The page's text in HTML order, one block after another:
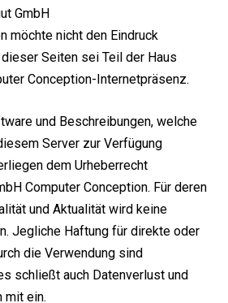
GmbH
möchte nicht den Eindruck
Seiten sei Teil der Haus
Conception-Internetpräsenz.
und Beschreibungen, welche
Server zur Verfügung
dem Urheberrecht
Computer Conception. Für deren
und Aktualität wird keine
Jegliche Haftung für direkte oder
die Verwendung sind
schließt auch Datenverlust und
mit ein.